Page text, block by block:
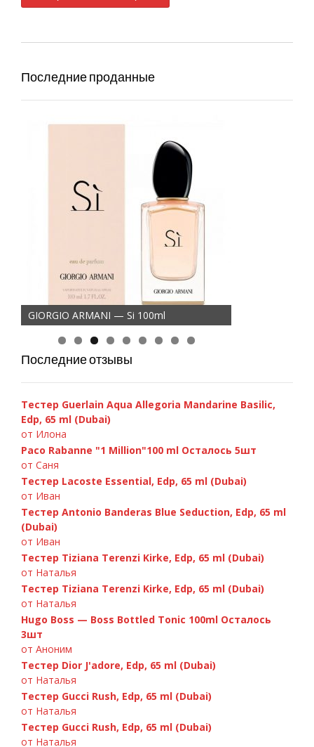
Последние проданные
Chanel «Bleu de Chanel», 100 ml
Versace «Bright Crystal» 90ml
GIORGIO ARMANI — Si 100ml
Chanel Chance Eau Fraiche 100ml
A.Banderas «Blue Seduction» 100ml
Paco Rabanne Invictus 100ml
D&G 3 LImperatrice, 100ml
Armand Basi «In Red» 100ml
Последние отзывы
Тестер Guerlain Aqua Allegoria Mandarine Basilic,
Edp, 65 ml (Dubai)
от Илона
Paco Rabanne "1 Million"100 ml Осталось 5шт
от Саня
Тестер Lacoste Essential, Edp, 65 ml (Dubai)
от Иван
Тестер Antonio Banderas Blue Seduction, Edp, 65 ml
(Dubai)
от Иван
Тестер Tiziana Terenzi Kirke, Edp, 65 ml (Dubai)
от Наталья
Тестер Tiziana Terenzi Kirke, Edp, 65 ml (Dubai)
от Наталья
Hugo Boss — Boss Bottled Tonic 100ml Осталось
3шт
от Аноним
Тестер Dior J'adore, Edp, 65 ml (Dubai)
от Наталья
Тестер Gucci Rush, Edp, 65 ml (Dubai)
от Наталья
Тестер Gucci Rush, Edp, 65 ml (Dubai)
от Наталья